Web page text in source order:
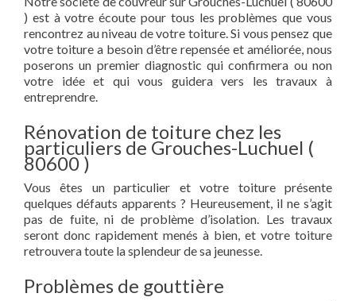
) est à votre écoute pour tous les problèmes que vous
rencontrez au niveau de votre toiture. Si vous pensez que
votre toiture a besoin d’être repensée et améliorée, nous
poserons un premier diagnostic qui confirmera ou non
votre idée et qui vous guidera vers les travaux à
entreprendre.
Rénovation de toiture chez les
particuliers de Grouches-Luchuel (
80600 )
Vous êtes un particulier et votre toiture présente
quelques défauts apparents ? Heureusement, il ne s’agit
pas de fuite, ni de problème d’isolation. Les travaux
seront donc rapidement menés à bien, et votre toiture
retrouvera toute la splendeur de sa jeunesse.
Problèmes de gouttière